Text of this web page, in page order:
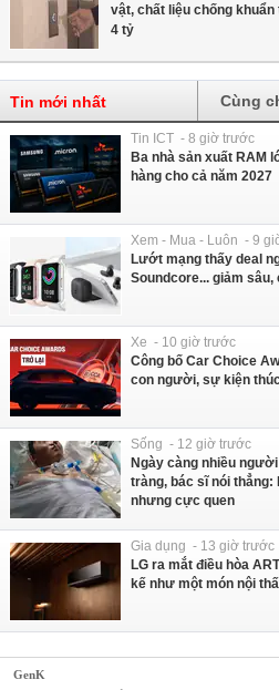
vật, chất liệu chống
4 tỷ
Tin mới nhất Cùng
Tin ICT - 8 giờ trước
Ba nhà sản xuất RAM
hàng cho cả năm 2027
Xem - Mua - Luôn - 9
Lướt mạng thấy deal
Soundcore... giảm sâu,
Xe - 10 giờ trước
Công bố Car Choice
con người, sự kiện
Sống - 12 giờ trước
Ngày càng nhiều
tràng, bác sĩ nói
nhưng cực quen
Gia dụng - 13 giờ trước
LG ra mắt điều hòa
kế như một món nội
GenK